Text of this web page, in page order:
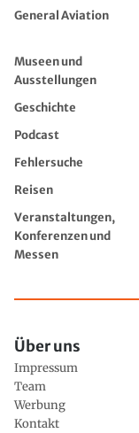
General Aviation
Museen und
Ausstellungen
Geschichte
Podcast
Fehlersuche
Reisen
Veranstaltungen,
Konferenzen und
Messen
Über uns
Impressum
Team
Werbung
Kontakt